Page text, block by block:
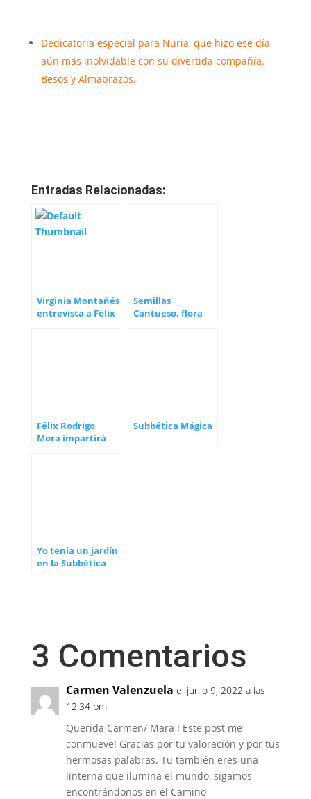
Dedicatoria especial para Nuria, que hizo ese día
aún más inolvidable con su divertida compañía.
Besos y Almabrazos.
Entradas Relacionadas:
Virginia Montañés
entrevista a Félix
Semillas
Cantueso, flora
Félix Rodrigo
Mora impartirá
Subbética Mágica
Yo tenía un jardín
en la Subbética
3 Comentarios
Carmen Valenzuela el junio 9, 2022 a las
12:34 pm
Querida Carmen/ Mara ! Este post me
conmueve! Gracias por tu valoración y por tus
hermosas palabras. Tu también eres una
linterna que ilumina el mundo, sigamos
encontrándonos en el Camino